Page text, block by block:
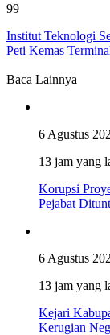
99
Institut Teknologi
Peti Kemas
Baca Lainnya
6 Agustus
13 jam yang
Korupsi
Pejabat
6 Agustus
13 jam yang
Kejari
Kerugian